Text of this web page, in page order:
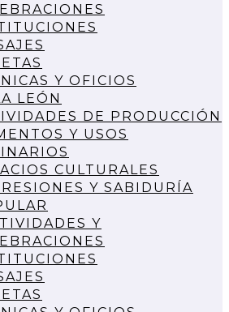
Y OFICIOS
LEÓN
DE PRODUCCIÓN
Y USOS
CULTURALES
Y SABIDURÍA
Y